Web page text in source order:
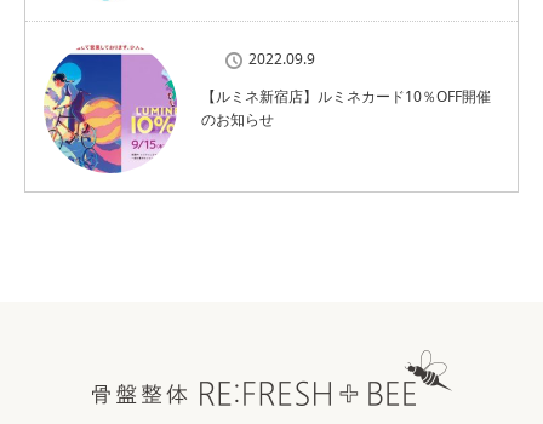
2022.09.9
【ルミネ新宿店】ルミネカード10％OFF開催
のお知らせ